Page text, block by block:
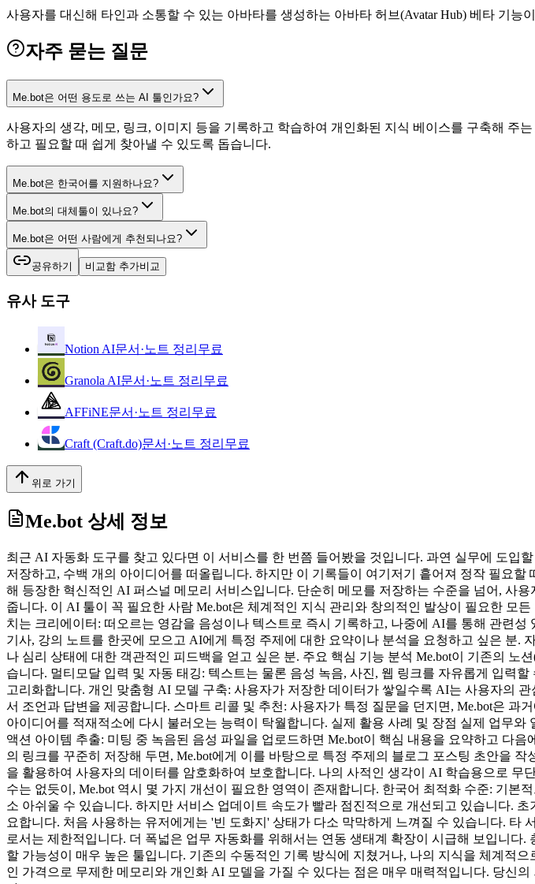
사용자를 대신해 타인과 소통할 수 있는 아바타를 생성하는 아바타 허브(Avatar Hub) 베타 기능
자주 묻는 질문
Me.bot은 어떤 용도로 쓰는 AI 툴인가요?
사용자의 생각, 메모, 링크, 이미지 등을 기록하고 학습하여 개인화된 지식 베이스를 구축해 주
하고 필요할 때 쉽게 찾아낼 수 있도록 돕습니다.
Me.bot은 한국어를 지원하나요?
Me.bot의 대체툴이 있나요?
Me.bot은 어떤 사람에게 추천되나요?
공유하기 비교함 추가비교
유사 도구
Notion AI문서·노트 정리 무료
Granola AI문서·노트 정리 무료
AFFiNE문서·노트 정리 무료
Craft (Craft.do)문서·노트 정리 무료
위로 가기
Me.bot 상세 정보
최근 AI 자동화 도구를 찾고 있다면 이 서비스를 한 번쯤 들어봤을 것입니다. 과연 실무에 도입
저장하고, 수백 개의 아이디어를 떠올립니다. 하지만 이 기록들이 여기저기 흩어져 정작 필요
해 등장한 혁신적인 AI 퍼스널 메모리 서비스입니다. 단순히 메모를 저장하는 수준을 넘어, 사
줍니다. 이 AI 툴이 꼭 필요한 사람 Me.bot은 체계적인 지식 관리와 창의적인 발상이 필요한 모
치는 크리에이터: 떠오르는 영감을 음성이나 텍스트로 즉시 기록하고, 나중에 AI를 통해 관련
기사, 강의 노트를 한곳에 모으고 AI에게 특정 주제에 대한 요약이나 분석을 요청하고 싶은 분.
나 심리 상태에 대한 객관적인 피드백을 얻고 싶은 분. 주요 핵심 기능 분석 Me.bot이 기존의 노
습니다. 멀티모달 입력 및 자동 태깅: 텍스트는 물론 음성 녹음, 사진, 웹 링크를 자유롭게 입력
고리화합니다. 개인 맞춤형 AI 모델 구축: 사용자가 저장한 데이터가 쌓일수록 AI는 사용자의
서 조언과 답변을 제공합니다. 스마트 리콜 및 추천: 사용자가 특정 질문을 던지면, Me.bot은
아이디어를 적재적소에 다시 불러오는 능력이 탁월합니다. 실제 활용 사례 및 장점 실제 업무
액션 아이템 추출: 미팅 중 녹음된 음성 파일을 업로드하면 Me.bot이 핵심 내용을 요약하고 다
의 링크를 꾸준히 저장해 두면, Me.bot에게 이를 바탕으로 특정 주제의 블로그 포스팅 초안을
을 활용하여 사용자의 데이터를 암호화하여 보호합니다. 나의 사적인 생각이 AI 학습용으로
수는 없듯이, Me.bot 역시 몇 가지 개선이 필요한 영역이 존재합니다. 한국어 최적화 수준: 기
소 아쉬울 수 있습니다. 하지만 서비스 업데이트 속도가 빨라 점진적으로 개선되고 있습니다.
요합니다. 처음 사용하는 유저에게는 '빈 도화지' 상태가 다소 막막하게 느껴질 수 있습니다. 타
로서는 제한적입니다. 더 폭넓은 업무 자동화를 위해서는 연동 생태계 확장이 시급해 보입니
할 가능성이 매우 높은 툴입니다. 기존의 수동적인 기록 방식에 지쳤거나, 나의 지식을 체계적
인 가격으로 무제한 메모리와 개인화 AI 모델을 가질 수 있다는 점은 매우 매력적입니다. 당신